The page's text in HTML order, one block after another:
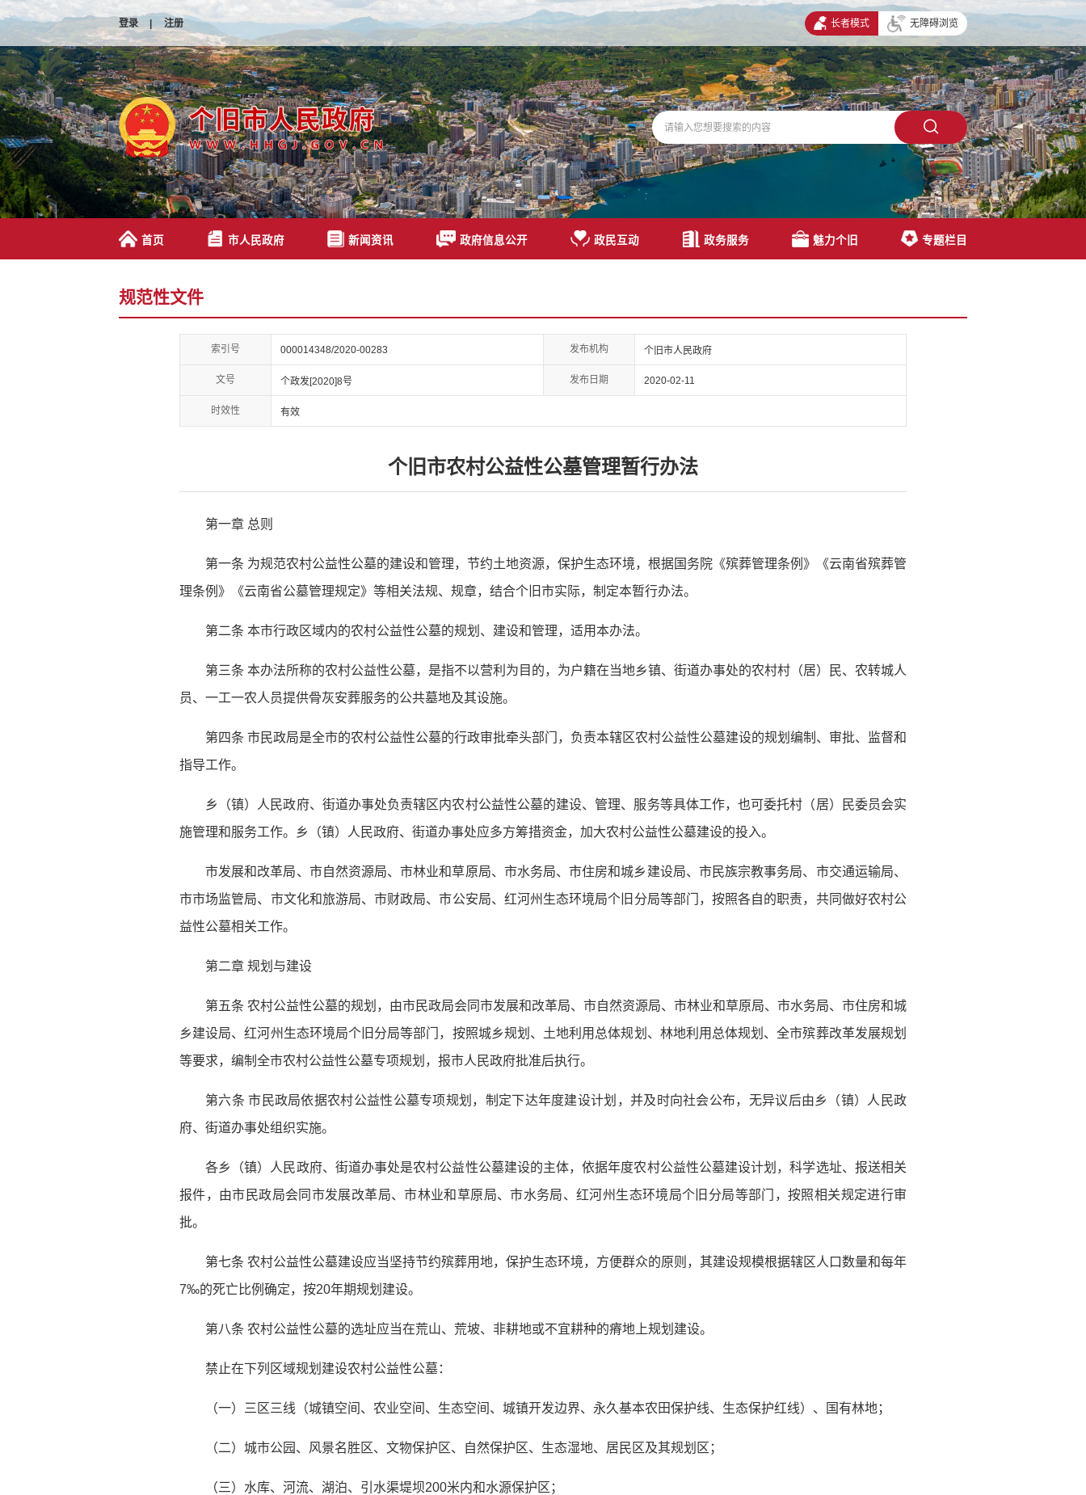
登录 | 注册 长者模式 无障碍浏览
首页 市人民政府 新闻资讯 政府信息公开 政民互动 政务服务 魅力个旧 专题栏目
规范性文件
索引号 000014348/2020-00283 发布机构 个旧市人民政府
文号 个政发[2020]8号 发布日期 2020-02-11
时效性 有效
个旧市农村公益性公墓管理暂行办法
第一章 总则
第一条 为规范农村公益性公墓的建设和管理，节约土地资源，保护生态环境，根据国务院《殡葬管理条例》《云南省殡葬管
理条例》《云南省公墓管理规定》等相关法规、规章，结合个旧市实际，制定本暂行办法。
第二条 本市行政区域内的农村公益性公墓的规划、建设和管理，适用本办法。
第三条 本办法所称的农村公益性公墓，是指不以营利为目的，为户籍在当地乡镇、街道办事处的农村村（居）民、农转城人
员、一工一农人员提供骨灰安葬服务的公共墓地及其设施。
第四条 市民政局是全市的农村公益性公墓的行政审批牵头部门，负责本辖区农村公益性公墓建设的规划编制、审批、监督和
指导工作。
乡（镇）人民政府、街道办事处负责辖区内农村公益性公墓的建设、管理、服务等具体工作，也可委托村（居）民委员会实
施管理和服务工作。乡（镇）人民政府、街道办事处应多方筹措资金，加大农村公益性公墓建设的投入。
市发展和改革局、市自然资源局、市林业和草原局、市水务局、市住房和城乡建设局、市民族宗教事务局、市交通运输局、
市市场监管局、市文化和旅游局、市财政局、市公安局、红河州生态环境局个旧分局等部门，按照各自的职责，共同做好农村公
益性公墓相关工作。
第二章 规划与建设
第五条 农村公益性公墓的规划，由市民政局会同市发展和改革局、市自然资源局、市林业和草原局、市水务局、市住房和城
乡建设局、红河州生态环境局个旧分局等部门，按照城乡规划、土地利用总体规划、林地利用总体规划、全市殡葬改革发展规划
等要求，编制全市农村公益性公墓专项规划，报市人民政府批准后执行。
第六条 市民政局依据农村公益性公墓专项规划，制定下达年度建设计划，并及时向社会公布，无异议后由乡（镇）人民政
府、街道办事处组织实施。
各乡（镇）人民政府、街道办事处是农村公益性公墓建设的主体，依据年度农村公益性公墓建设计划，科学选址、报送相关
报件，由市民政局会同市发展改革局、市林业和草原局、市水务局、红河州生态环境局个旧分局等部门，按照相关规定进行审
批。
第七条 农村公益性公墓建设应当坚持节约殡葬用地，保护生态环境，方便群众的原则，其建设规模根据辖区人口数量和每年
7‰的死亡比例确定，按20年期规划建设。
第八条 农村公益性公墓的选址应当在荒山、荒坡、非耕地或不宜耕种的瘠地上规划建设。
禁止在下列区域规划建设农村公益性公墓：
（一）三区三线（城镇空间、农业空间、生态空间、城镇开发边界、永久基本农田保护线、生态保护红线）、国有林地；
（二）城市公园、风景名胜区、文物保护区、自然保护区、生态湿地、居民区及其规划区；
（三）水库、河流、湖泊、引水渠堤坝200米内和水源保护区；